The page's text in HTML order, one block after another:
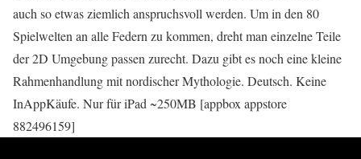
auch so etwas ziemlich anspruchsvoll werden. Um in den 80
Spielwelten an alle Federn zu kommen, dreht man einzelne Teile
der 2D Umgebung passen zurecht. Dazu gibt es noch eine kleine
Rahmenhandlung mit nordischer Mythologie. Deutsch. Keine
InAppKäufe. Nur für iPad ~250MB [appbox appstore
882496159]